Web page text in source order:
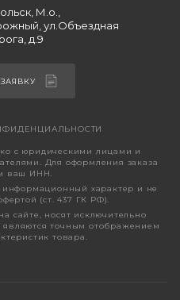
М.о.,
ул.Объездная
д.9
с юридическими лицами и
Для оформления заказа
ваш ИНН.
характер и не
(ст. 437 ГК РФ).
сайте, носят исключительно
точным отображением
товара.